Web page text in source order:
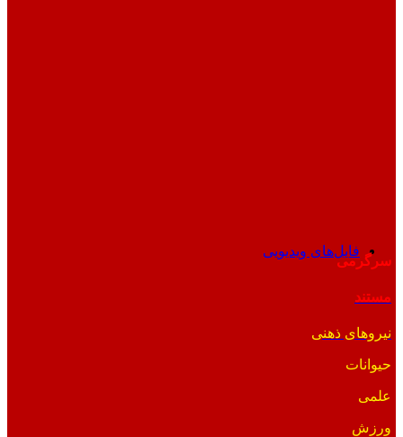
فایل‌های ویدیویی
سرگرمی
مستند
نیروهای ذهنی
حیوانات
علمی
ورزش